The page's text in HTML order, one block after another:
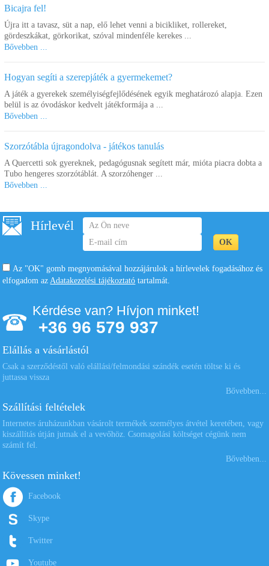
Bicajra fel!
Újra itt a tavasz, süt a nap, elő lehet venni a bicikliket, rollereket,
gördeszkákat, görkorikat, szóval mindenféle kerekes ...
Bővebben ...
Hogyan segíti a szerepjáték a gyermekemet?
A játék a gyerekek személyiségfejlődésének egyik meghatározó alapja. Ezen
belül is az óvodáskor kedvelt játékformája a ...
Bővebben ...
Szorzótábla újragondolva - játékos tanulás
A Quercetti sok gyereknek, pedagógusnak segített már, mióta piacra dobta a
Tubo hengeres szorzótáblát. A szorzóhenger ...
Bővebben ...
Hírlevél
Az "OK" gomb megnyomásával hozzájárulok a hírlevelek fogadásához és
elfogadom az Adatakezelési tájékoztató tartalmát.
Kérdése van? Hívjon minket!
+36 96 579 937
Elállás a vásárlástól
Csak a szerződéstől való elállási/felmondási szándék esetén töltse ki és
juttassa vissza
Bővebben...
Szállítási feltételek
Internetes áruházunkban vásárolt termékek személyes átvétel keretében, vagy
kiszállítás útján jutnak el a vevőhöz. Csomagolási költséget cégünk nem
számít fel.
Bővebben...
Kövessen minket!
Facebook
Skype
Twitter
Youtube